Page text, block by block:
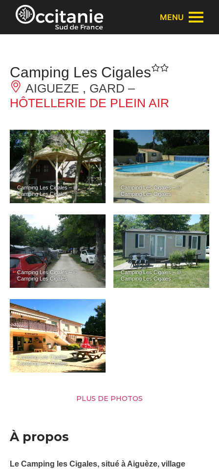
Panneau de gestion des cookies
MENU
Camping Les Cigales
AIGUEZE , GARD –
HÔTELLERIE DE PLEIN AIR
Camping Les Cigales – ©
Camping Les Cigales
Camping Les Cigales – ©
Camping Les Cigales
Camping Les Cigales – ©
Camping Les Cigales
Camping Les Cigales – ©
Camping Les Cigales
Camping Les Cigales – ©
Camping Les Cigales
PLUS DE PHOTOS
À propos
Le Camping les Cigales, situé à Aiguèze, village